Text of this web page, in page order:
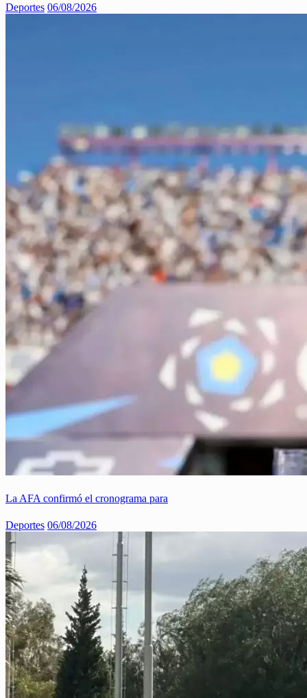
Deportes 06/08/2026
La AFA confirmó el cronograma para
Deportes 06/08/2026